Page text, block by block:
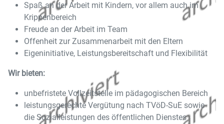
Spaß an der Arbeit mit Kindern, vor allem auch im
Krippenbereich
Freude an der Arbeit im Team
Offenheit zur Zusammenarbeit mit den Eltern
Eigeninitiative, Leistungsbereitschaft und Flexibilität
Wir bieten:
unbefristete Vollzeitstelle im pädagogischen Bereich
leistungsgerechte Vergütung nach TVöD-SuE sowie
die Sozialleistungen des öffentlichen Dienstes